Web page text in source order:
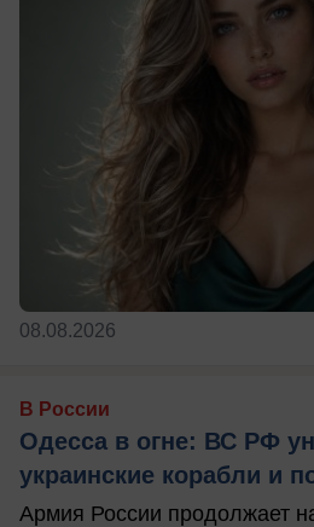
08.08.2026
В России
Одесса в огне: ВС РФ
украинские корабли и
Армия России продолжает